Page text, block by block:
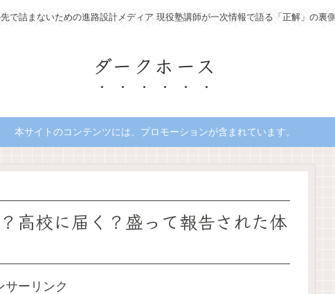
で詰まないための進路設計メディア 現役塾講師が一次情報で語る「正解」の裏側
ダークホース
本サイトのコンテンツには、プロモーションが含まれています。
高校に届く？盛って報告された体
サーリンク